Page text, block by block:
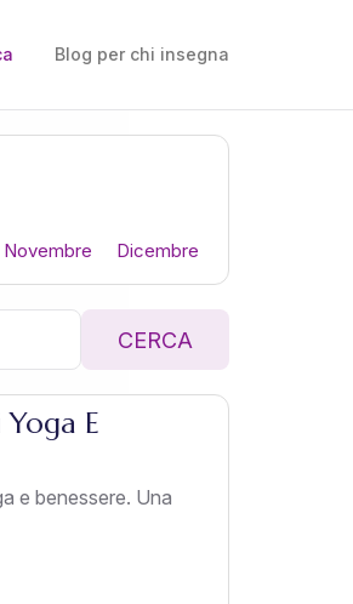
Blog per chi insegna
Novembre Dicembre
CERCA
E
e benessere. Una